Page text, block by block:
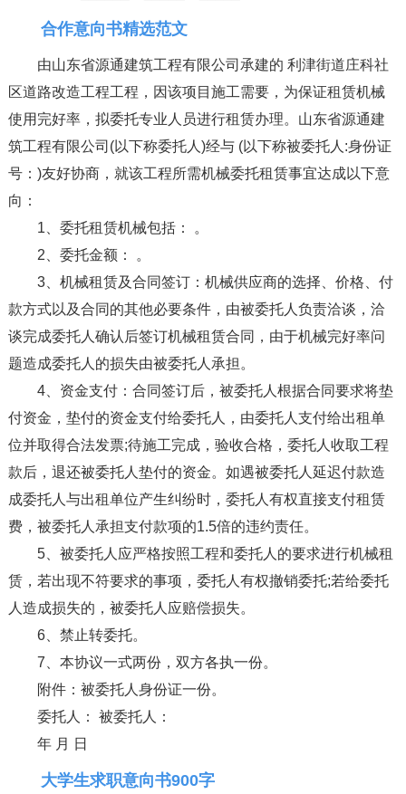
合作意向书精选范文
由山东省源通建筑工程有限公司承建的 利津街道庄科社
区道路改造工程工程，因该项目施工需要，为保证租赁机械
使用完好率，拟委托专业人员进行租赁办理。山东省源通建
筑工程有限公司(以下称委托人)经与 (以下称被委托人:身份证
号：)友好协商，就该工程所需机械委托租赁事宜达成以下意
向：
1、委托租赁机械包括： 。
2、委托金额： 。
3、机械租赁及合同签订：机械供应商的选择、价格、付
款方式以及合同的其他必要条件，由被委托人负责洽谈，洽
谈完成委托人确认后签订机械租赁合同，由于机械完好率问
题造成委托人的损失由被委托人承担。
4、资金支付：合同签订后，被委托人根据合同要求将垫
付资金，垫付的资金支付给委托人，由委托人支付给出租单
位并取得合法发票;待施工完成，验收合格，委托人收取工程
款后，退还被委托人垫付的资金。如遇被委托人延迟付款造
成委托人与出租单位产生纠纷时，委托人有权直接支付租赁
费，被委托人承担支付款项的1.5倍的违约责任。
5、被委托人应严格按照工程和委托人的要求进行机械租
赁，若出现不符要求的事项，委托人有权撤销委托;若给委托
人造成损失的，被委托人应赔偿损失。
6、禁止转委托。
7、本协议一式两份，双方各执一份。
附件：被委托人身份证一份。
委托人： 被委托人：
年 月 日
大学生求职意向书900字